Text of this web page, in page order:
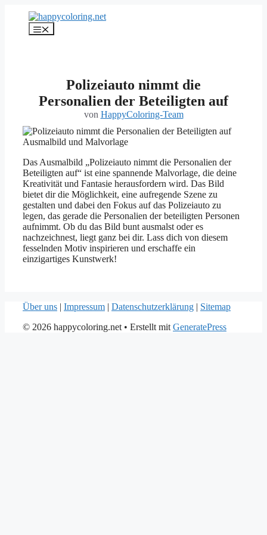
springen
Menü
Polizeiauto nimmt die
Personalien der Beteiligten auf
von HappyColoring-Team
Das Ausmalbild „Polizeiauto nimmt die Personalien der
Beteiligten auf“ ist eine spannende Malvorlage, die deine
Kreativität und Fantasie herausfordern wird. Das Bild
bietet dir die Möglichkeit, eine aufregende Szene zu
gestalten und dabei den Fokus auf das Polizeiauto zu
legen, das gerade die Personalien der beteiligten Personen
aufnimmt. Ob du das Bild bunt ausmalst oder es
nachzeichnest, liegt ganz bei dir. Lass dich von diesem
fesselnden Motiv inspirieren und erschaffe ein
einzigartiges Kunstwerk!
Über uns | Impressum | Datenschutzerklärung | Sitemap
© 2026 happycoloring.net • Erstellt mit GeneratePress